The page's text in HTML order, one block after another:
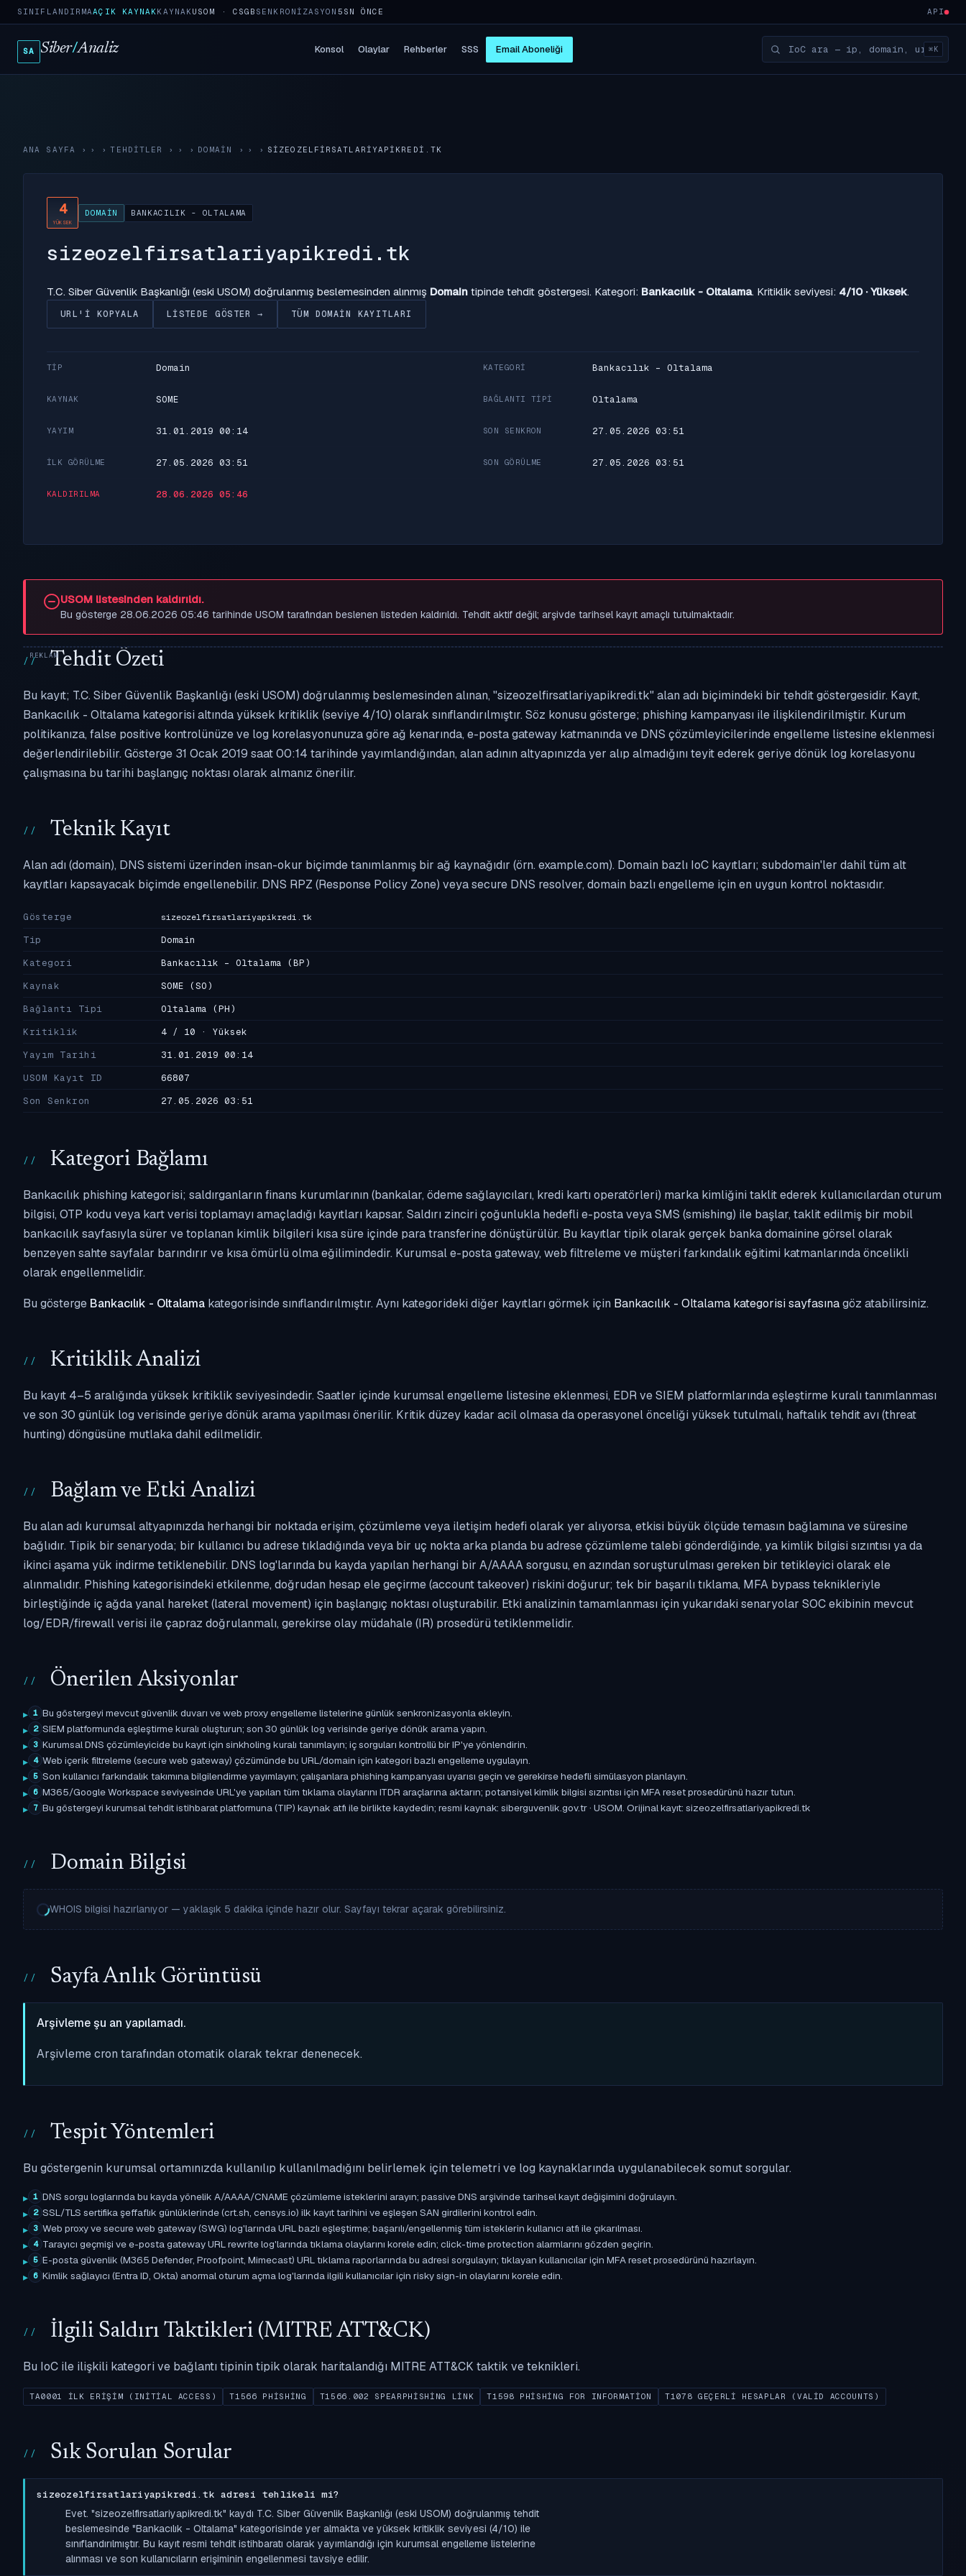
SINIFLANDIRMAAÇIK KAYNAKKAYNAKUSOM · CSGB SENKRONIZASYON 5SN ÖNCE API
SA Siber/Analiz Konsol Olaylar Rehberler SSS Email Aboneliği ⌘K
ANA SAYFA › TEHDITLER › DOMAIN › SIZEOZELFIRSATLARIYAPIKREDI.TK
4
YÜKSEK
DOMAIN BANKACILIK - OLTALAMA
sizeozelfirsatlariyapikredi.tk
T.C. Siber Güvenlik Başkanlığı (eski USOM) doğrulanmış beslemesinden alınmış Domain tipinde tehdit göstergesi. Kategori: Bankacılık - Oltalama. Kritiklik seviyesi: 4/10 · Yüksek.
URL'I KOPYALA LISTEDE GÖSTER → TÜM DOMAIN KAYITLARI
TIP Domain KATEGORI Bankacılık - Oltalama
KAYNAK SOME BAĞLANTI TIPI Oltalama
YAYIM 31.01.2019 00:14 SON SENKRON 27.05.2026 03:51
İLK GÖRÜLME 27.05.2026 03:51 SON GÖRÜLME 27.05.2026 03:51
KALDIRILMA 28.06.2026 05:46
USOM listesinden kaldırıldı.
Bu gösterge 28.06.2026 05:46 tarihinde USOM tarafından beslenen listeden kaldırıldı. Tehdit aktif değil; arşivde tarihsel kayıt amaçlı tutulmaktadır.
Tehdit Özeti
Bu kayıt; T.C. Siber Güvenlik Başkanlığı (eski USOM) doğrulanmış beslemesinden alınan, "sizeozelfirsatlariyapikredi.tk" alan adı biçimindeki bir tehdit göstergesidir. Kayıt,
Bankacılık - Oltalama kategorisi altında yüksek kritiklik (seviye 4/10) olarak sınıflandırılmıştır. Söz konusu gösterge; phishing kampanyası ile ilişkilendirilmiştir. Kurum
politikanıza, false positive kontrolünüze ve log korelasyonunuza göre ağ kenarında, e-posta gateway katmanında ve DNS çözümleyicilerinde engelleme listesine eklenmesi
değerlendirilebilir. Gösterge 31 Ocak 2019 saat 00:14 tarihinde yayımlandığından, alan adının altyapınızda yer alıp almadığını teyit ederek geriye dönük log korelasyonu
çalışmasına bu tarihi başlangıç noktası olarak almanız önerilir.
Teknik Kayıt
Alan adı (domain), DNS sistemi üzerinden insan-okur biçimde tanımlanmış bir ağ kaynağıdır (örn. example.com). Domain bazlı IoC kayıtları; subdomain'ler dahil tüm alt
kayıtları kapsayacak biçimde engellenebilir. DNS RPZ (Response Policy Zone) veya secure DNS resolver, domain bazlı engelleme için en uygun kontrol noktasıdır.
Gösterge sizeozelfirsatlariyapikredi.tk
Tip
Domain
Kategori
Bankacılık - Oltalama (BP)
Kaynak
SOME (SO)
Bağlantı Tipi
Oltalama (PH)
Kritiklik
4 / 10 · Yüksek
Yayım Tarihi
31.01.2019 00:14
USOM Kayıt ID
66807
Son Senkron
27.05.2026 03:51
Kategori Bağlamı
Bankacılık phishing kategorisi; saldırganların finans kurumlarının (bankalar, ödeme sağlayıcıları, kredi kartı operatörleri) marka kimliğini taklit ederek kullanıcılardan oturum
bilgisi, OTP kodu veya kart verisi toplamayı amaçladığı kayıtları kapsar. Saldırı zinciri çoğunlukla hedefli e-posta veya SMS (smishing) ile başlar, taklit edilmiş bir mobil
bankacılık sayfasıyla sürer ve toplanan kimlik bilgileri kısa süre içinde para transferine dönüştürülür. Bu kayıtlar tipik olarak gerçek banka domainine görsel olarak
benzeyen sahte sayfalar barındırır ve kısa ömürlü olma eğilimindedir. Kurumsal e-posta gateway, web filtreleme ve müşteri farkındalık eğitimi katmanlarında öncelikli
olarak engellenmelidir.
Bu gösterge Bankacılık - Oltalama kategorisinde sınıflandırılmıştır. Aynı kategorideki diğer kayıtları görmek için Bankacılık - Oltalama kategorisi sayfasınagöz atabilirsiniz.
Kritiklik Analizi
Bu kayıt 4–5 aralığında yüksek kritiklik seviyesindedir. Saatler içinde kurumsal engelleme listesine eklenmesi, EDR ve SIEM platformlarında eşleştirme kuralı tanımlanması
ve son 30 günlük log verisinde geriye dönük arama yapılması önerilir. Kritik düzey kadar acil olmasa da operasyonel önceliği yüksek tutulmalı, haftalık tehdit avı (threat
hunting) döngüsüne mutlaka dahil edilmelidir.
Bağlam ve Etki Analizi
Bu alan adı kurumsal altyapınızda herhangi bir noktada erişim, çözümleme veya iletişim hedefi olarak yer alıyorsa, etkisi büyük ölçüde temasın bağlamına ve süresine
bağlıdır. Tipik bir senaryoda; bir kullanıcı bu adrese tıkladığında veya bir uç nokta arka planda bu adrese çözümleme talebi gönderdiğinde, ya kimlik bilgisi sızıntısı ya da
ikinci aşama yük indirme tetiklenebilir. DNS log'larında bu kayda yapılan herhangi bir A/AAAA sorgusu, en azından soruşturulması gereken bir tetikleyici olarak ele
alınmalıdır. Phishing kategorisindeki etkilenme, doğrudan hesap ele geçirme (account takeover) riskini doğurur; tek bir başarılı tıklama, MFA bypass teknikleriyle
birleştiğinde iç ağda yanal hareket (lateral movement) için başlangıç noktası oluşturabilir. Etki analizinin tamamlanması için yukarıdaki senaryolar SOC ekibinin mevcut
log/EDR/firewall verisi ile çapraz doğrulanmalı, gerekirse olay müdahale (IR) prosedürü tetiklenmelidir.
Önerilen Aksiyonlar
1 Bu göstergeyi mevcut güvenlik duvarı ve web proxy engelleme listelerine günlük senkronizasyonla ekleyin.
2 SIEM platformunda eşleştirme kuralı oluşturun; son 30 günlük log verisinde geriye dönük arama yapın.
3 Kurumsal DNS çözümleyicide bu kayıt için sinkholing kuralı tanımlayın; iç sorguları kontrollü bir IP'ye yönlendirin.
4 Web içerik filtreleme (secure web gateway) çözümünde bu URL/domain için kategori bazlı engelleme uygulayın.
5 Son kullanıcı farkındalık takımına bilgilendirme yayımlayın; çalışanlara phishing kampanyası uyarısı geçin ve gerekirse hedefli simülasyon planlayın.
6 M365/Google Workspace seviyesinde URL'ye yapılan tüm tıklama olaylarını ITDR araçlarına aktarın; potansiyel kimlik bilgisi sızıntısı için MFA reset prosedürünü hazır tutun.
7 Bu göstergeyi kurumsal tehdit istihbarat platformuna (TIP) kaynak atfı ile birlikte kaydedin; resmi kaynak: siberguvenlik.gov.tr · USOM. Orijinal kayıt: sizeozelfirsatlariyapikredi.tk
Domain Bilgisi
WHOIS bilgisi hazırlanıyor — yaklaşık 5 dakika içinde hazır olur. Sayfayı tekrar açarak görebilirsiniz.
Sayfa Anlık Görüntüsü
Arşivleme şu an yapılamadı.
Arşivleme cron tarafından otomatik olarak tekrar denenecek.
Tespit Yöntemleri
Bu göstergenin kurumsal ortamınızda kullanılıp kullanılmadığını belirlemek için telemetri ve log kaynaklarında uygulanabilecek somut sorgular.
1 DNS sorgu loglarında bu kayda yönelik A/AAAA/CNAME çözümleme isteklerini arayın; passive DNS arşivinde tarihsel kayıt değişimini doğrulayın.
2 SSL/TLS sertifika şeffaflık günlüklerinde (crt.sh, censys.io) ilk kayıt tarihini ve eşleşen SAN girdilerini kontrol edin.
3 Web proxy ve secure web gateway (SWG) log'larında URL bazlı eşleştirme; başarılı/engellenmiş tüm isteklerin kullanıcı atfı ile çıkarılması.
4 Tarayıcı geçmişi ve e-posta gateway URL rewrite log'larında tıklama olaylarını korele edin; click-time protection alarmlarını gözden geçirin.
5 E-posta güvenlik (M365 Defender, Proofpoint, Mimecast) URL tıklama raporlarında bu adresi sorgulayın; tıklayan kullanıcılar için MFA reset prosedürünü hazırlayın.
6 Kimlik sağlayıcı (Entra ID, Okta) anormal oturum açma log'larında ilgili kullanıcılar için risky sign-in olaylarını korele edin.
İlgili Saldırı Taktikleri (MITRE ATT&CK)
Bu IoC ile ilişkili kategori ve bağlantı tipinin tipik olarak haritalandığı MITRE ATT&CK taktik ve teknikleri.
TA0001 İLK ERIŞIM (INITIAL ACCESS) T1566 PHISHING T1566.002 SPEARPHISHING LINK T1598 PHISHING FOR INFORMATION T1078 GEÇERLI HESAPLAR (VALID ACCOUNTS)
Sık Sorulan Sorular
sizeozelfirsatlariyapikredi.tk adresi tehlikeli mi?
Evet. "sizeozelfirsatlariyapikredi.tk" kaydı T.C. Siber Güvenlik Başkanlığı (eski USOM) doğrulanmış tehdit
beslemesinde "Bankacılık - Oltalama" kategorisinde yer almakta ve yüksek kritiklik seviyesi (4/10) ile
sınıflandırılmıştır. Bu kayıt resmi tehdit istihbaratı olarak yayımlandığı için kurumsal engelleme listelerine
alınması ve son kullanıcıların erişiminin engellenmesi tavsiye edilir.